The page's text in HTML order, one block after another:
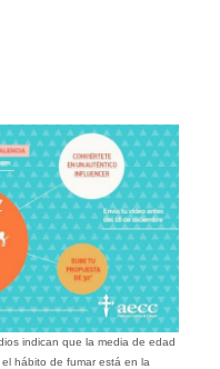
indican que la media de edad
hábito de fumar está en la